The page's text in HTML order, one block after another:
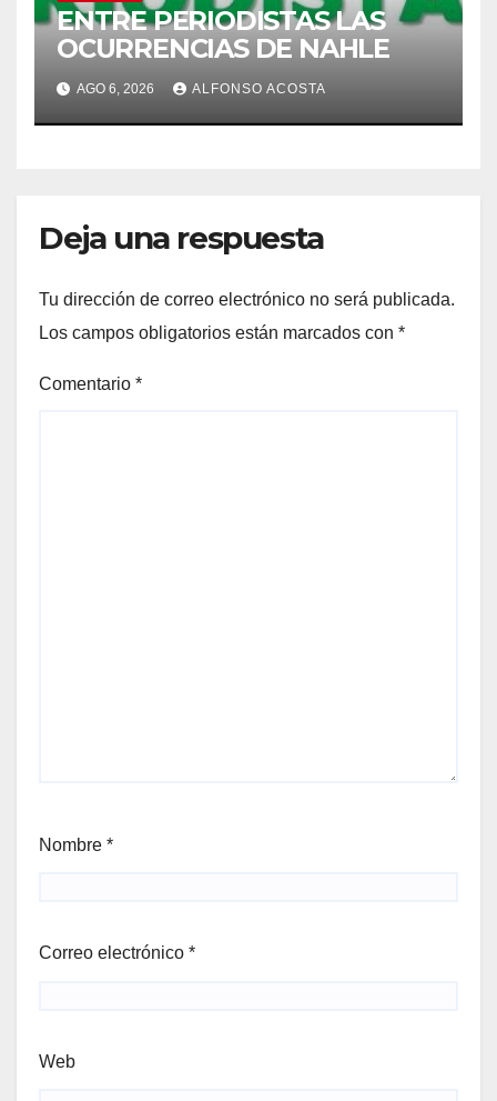
ENTRE PERIODISTAS LAS
OCURRENCIAS DE NAHLE
AGO 6, 2026 ALFONSO ACOSTA
Deja una respuesta
Tu dirección de correo electrónico no será publicada.
Los campos obligatorios están marcados con *
Comentario *
Nombre *
Correo electrónico *
Web